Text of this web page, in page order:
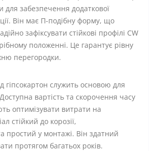
для забезпечення додаткової
Він має П-подібну форму, що
зафіксувати стійкові профілі CW
положенні. Це гарантує рівну
перегородки.
гіпсокартон служить основою для
вартість та скорочення часу
оптимізувати витрати на
стійкий до корозії,
простий у монтажі. Він здатний
протягом багатьох років.